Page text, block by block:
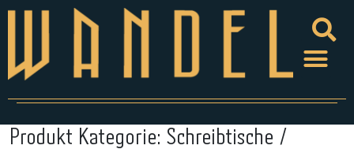
Produkt Kategorie: Schreibtische /